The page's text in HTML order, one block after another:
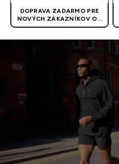
DOPRAVA ZADARMO PRE
NOVÝCH ZÁKAZNÍKOV OD
40 EUR| AKCIA SA APLIKUJE